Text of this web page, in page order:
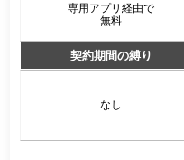
専用アプリ経由で
無料
契約期間の縛り
なし